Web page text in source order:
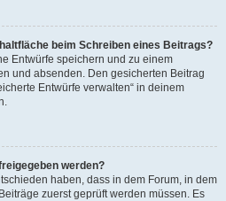
beim Schreiben eines Beitrags?
Entwürfe speichern und zu einem
und absenden. Den gesicherten Beitrag
Entwürfe verwalten“ in deinem
werden?
haben, dass in dem Forum, in dem
zuerst geprüft werden müssen. Es